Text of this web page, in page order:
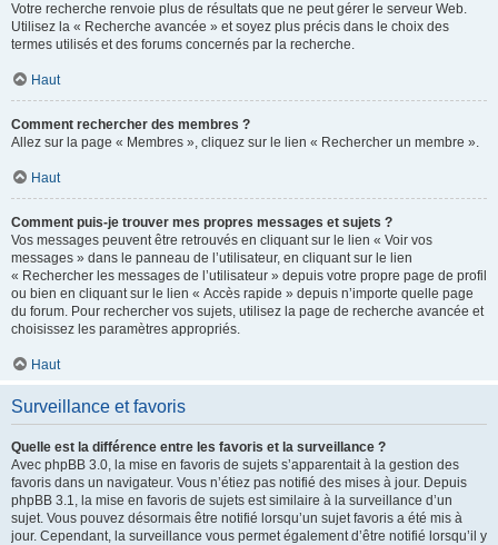
Votre recherche renvoie plus de résultats que ne peut gérer le serveur Web.
Utilisez la « Recherche avancée » et soyez plus précis dans le choix des
termes utilisés et des forums concernés par la recherche.
Haut
Comment rechercher des membres ?
Allez sur la page « Membres », cliquez sur le lien « Rechercher un membre ».
Haut
Comment puis-je trouver mes propres messages et sujets ?
Vos messages peuvent être retrouvés en cliquant sur le lien « Voir vos
messages » dans le panneau de l’utilisateur, en cliquant sur le lien
« Rechercher les messages de l’utilisateur » depuis votre propre page de profil
ou bien en cliquant sur le lien « Accès rapide » depuis n’importe quelle page
du forum. Pour rechercher vos sujets, utilisez la page de recherche avancée et
choisissez les paramètres appropriés.
Haut
Surveillance et favoris
Quelle est la différence entre les favoris et la surveillance ?
Avec phpBB 3.0, la mise en favoris de sujets s’apparentait à la gestion des
favoris dans un navigateur. Vous n’étiez pas notifié des mises à jour. Depuis
phpBB 3.1, la mise en favoris de sujets est similaire à la surveillance d’un
sujet. Vous pouvez désormais être notifié lorsqu’un sujet favoris a été mis à
jour. Cependant, la surveillance vous permet également d’être notifié lorsqu’il y